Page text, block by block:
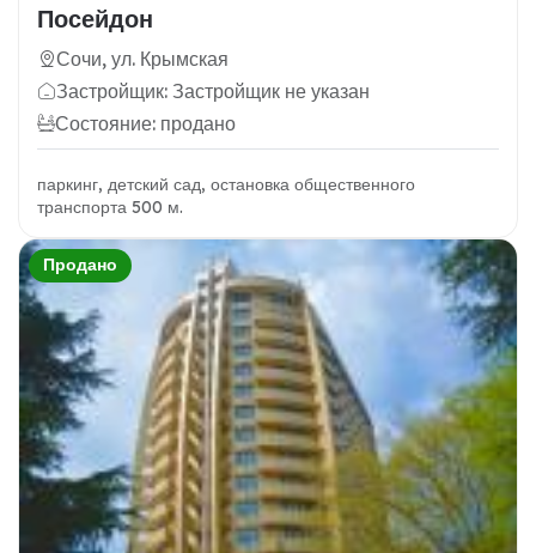
Посейдон
Сочи, ул. Крымская
Застройщик: Застройщик не указан
Состояние: продано
паркинг, детский сад, остановка общественного
транспорта 500 м.
Продано